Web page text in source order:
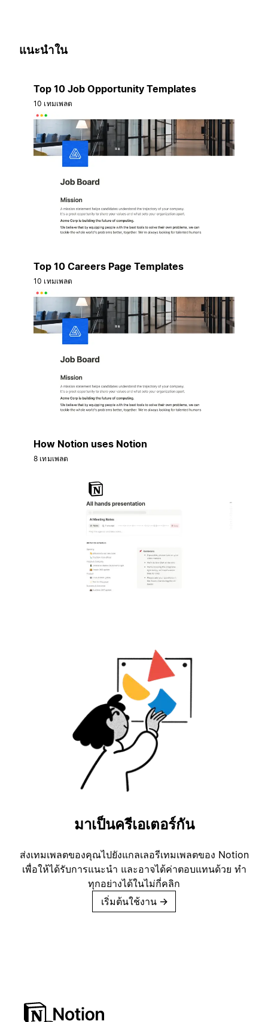
แนะนำใน
Top 10 Job Opportunity Templates
10 เทมเพลต
Top 10 Careers Page Templates
10 เทมเพลต
How Notion uses Notion
8 เทมเพลต
มาเป็นครีเอเตอร์กัน
ส่งเทมเพลตของคุณไปยังแกลเลอรีเทมเพลตของ Notion
เพื่อให้ได้รับการแนะนำ และอาจได้ค่าตอบแทนด้วย ทำ
ทุกอย่างได้ในไม่กี่คลิก
เริ่มต้นใช้งาน →